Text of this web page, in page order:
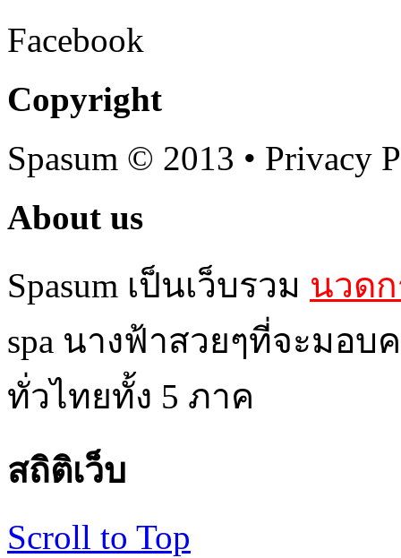
Facebook
Copyright
Spasum © 2013 • Privacy
About us
Spasum เป็นเว็บรวม นวด
spa นางฟ้าสวยๆที่จะมอ
ทั่วไทยทั้ง 5 ภาค
สถิติเว็บ
Scroll to Top